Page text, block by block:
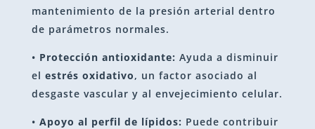
mantenimiento de la presión arterial dentro
de parámetros normales.
• Protección antioxidante: Ayuda a disminuir
el estrés oxidativo, un factor asociado al
desgaste vascular y al envejecimiento celular.
• Apoyo al perfil de lípidos: Puede contribuir